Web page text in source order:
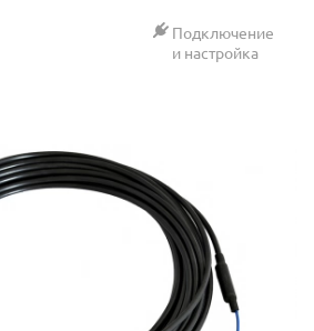
Подключение
и настройка